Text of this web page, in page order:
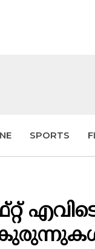
SPORTS